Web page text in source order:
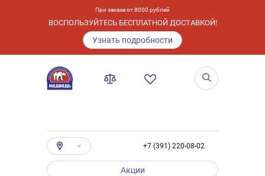
При заказе от 8000 рублей
ВОСПОЛЬЗУЙТЕСЬ БЕСПЛАТНОЙ ДОСТАВКОЙ!
Узнать подробности
+7 (391) 220-08-02
Акции